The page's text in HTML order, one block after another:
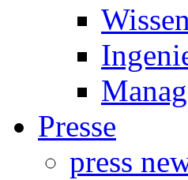
Presse
press